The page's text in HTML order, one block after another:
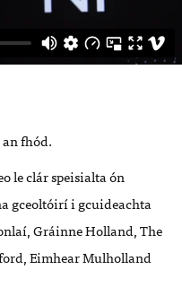
an fhód.
le clár speisialta ón
gceoltóirí i gcuideachta
Gráinne Holland,The
, Eimhear Mulholland